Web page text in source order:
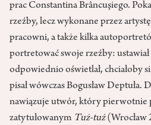
prac Constantina Brâncuşiego.
rzeźby, lecz wykonane przez
pracowni, a także kilka
portretować swoje rzeźby: ustawiał
odpowiednio oświetlał, chciałoby
pisał wówczas Bogusław Deptuła.
nawiązuje utwór, który pierwotnie
zatytułowanym Tuż-tuż(Wrocław